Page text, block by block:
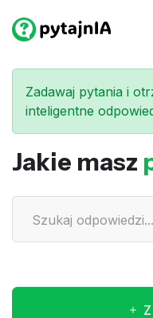
Zadawaj pytania i
inteligentne
Jakie masz